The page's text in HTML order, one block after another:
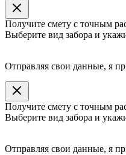
Получите смету с точным
Выберите вид забора и
Отправляя свои данные, я
Получите смету с точным
Выберите вид забора и
Отправляя свои данные, я